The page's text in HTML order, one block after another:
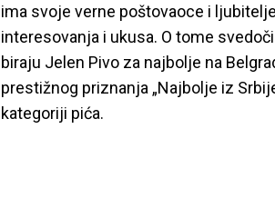
ima svoje verne poštovaoce i
interesovanja i ukusa. O tome
biraju Jelen Pivo za najbolje na
prestižnog priznanja „Najbolje iz
kategoriji pića.